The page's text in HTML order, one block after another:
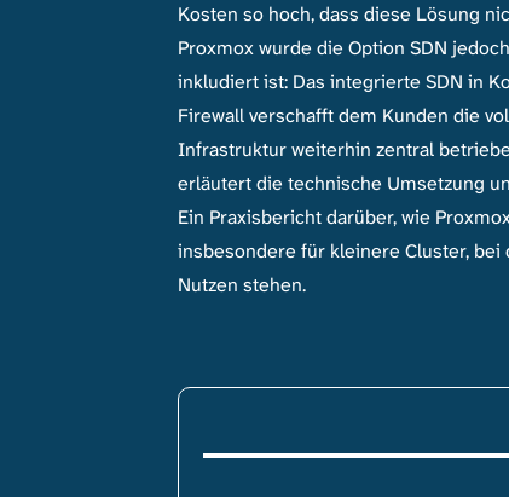
Kosten so hoch, dass diese Lösung
Proxmox wurde die Option SDN
inkludiert ist: Das integrierte SDN in
Firewall verschafft dem Kunden die
Infrastruktur weiterhin zentral
erläutert die technische Umsetzung
Ein Praxisbericht darüber, wie
insbesondere für kleinere Cluster,
Nutzen stehen.